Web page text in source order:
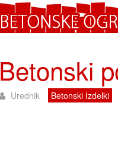
Betonski
Urednik Betonski Izdelki